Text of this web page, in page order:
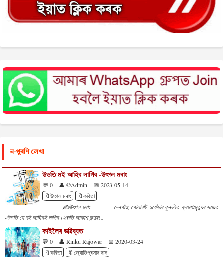
ন-পুৰণি লেখা
উভতি মই আহিব লাগিব -উৎপল মৰাং
💬 0 👤 ©Admin
📅 2023-05-14
🔖উৎপল মৰাং
🔖কবিতা
✍️উৎপল মৰাং দেৰগাঁও, গোলাঘাট ১ফেঁচাৰ কুৰুলিত ক্ৰমশঃমৃত্যুৰ সময়ত
-উভতি যে মই আহিবই লাগিব।২ৰাতি আকাশ কন্দুৱা...
কাইলৈৰ ভৱিষ্যত
💬 0 👤 Rinku Rajowar
📅 2020-03-24
🔖কবিতা
🔖জ্যোতিপ্ৰসাদ দাস